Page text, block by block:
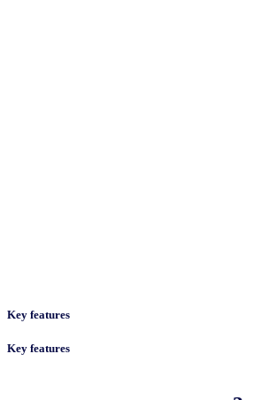
Key features
Key features